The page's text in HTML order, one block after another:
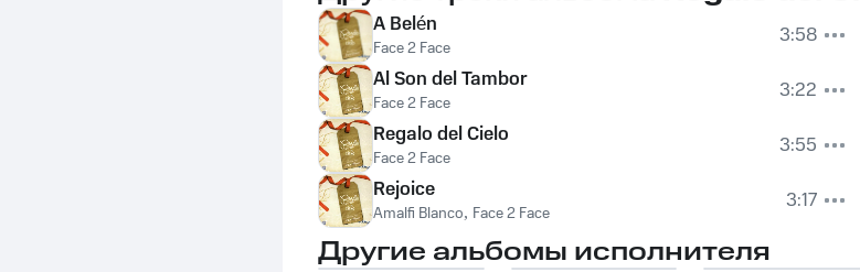
A Belén
Face 2 Face
3:58
Al Son del Tambor
Face 2 Face
3:22
Regalo del Cielo
Face 2 Face
3:55
Rejoice
Amalfi Blanco, Face 2 Face 3:17
Другие альбомы исполнителя